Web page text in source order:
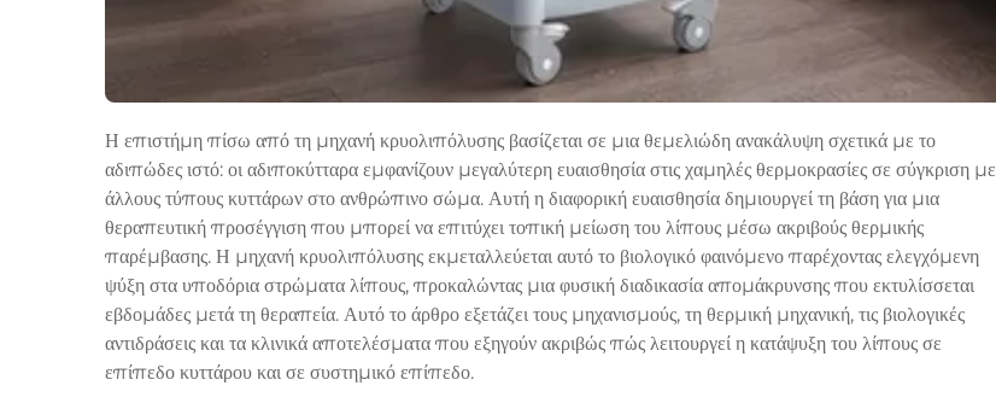
Η επιστήμη πίσω από τη μηχανή κρυολιπόλυσης βασίζεται σε μια θεμελιώδη ανακάλυψη σχετικά με το
αδιπώδες ιστό: οι αδιποκύτταρα εμφανίζουν μεγαλύτερη ευαισθησία στις χαμηλές θερμοκρασίες σε σύγκριση με
άλλους τύπους κυττάρων στο ανθρώπινο σώμα. Αυτή η διαφορική ευαισθησία δημιουργεί τη βάση για μια
θεραπευτική προσέγγιση που μπορεί να επιτύχει τοπική μείωση του λίπους μέσω ακριβούς θερμικής
παρέμβασης. Η μηχανή κρυολιπόλυσης εκμεταλλεύεται αυτό το βιολογικό φαινόμενο παρέχοντας ελεγχόμενη
ψύξη στα υποδόρια στρώματα λίπους, προκαλώντας μια φυσική διαδικασία απομάκρυνσης που εκτυλίσσεται
εβδομάδες μετά τη θεραπεία. Αυτό το άρθρο εξετάζει τους μηχανισμούς, τη θερμική μηχανική, τις βιολογικές
αντιδράσεις και τα κλινικά αποτελέσματα που εξηγούν ακριβώς πώς λειτουργεί η κατάψυξη του λίπους σε
επίπεδο κυττάρου και σε συστημικό επίπεδο.